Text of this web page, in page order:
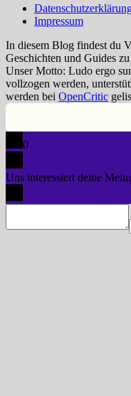
Impressum
In diesem Blog findest du
Geschichten und Guides
Unser Motto: Ludo ergo
vollzogen werden,
werden bei OpenCritic
0
Uns interessiert deine